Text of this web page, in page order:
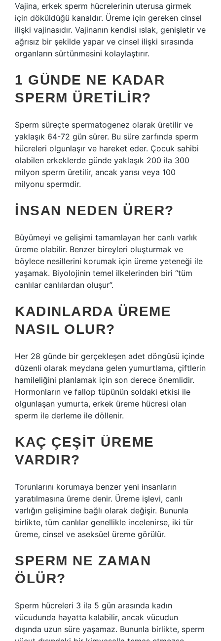
Vajina, erkek sperm hücrelerinin uterusa girmek
için döküldüğü kanaldır. Üreme için gereken cinsel
ilişki vajinasıdır. Vajinanın kendisi ıslak, genişletir ve
ağrısız bir şekilde yapar ve cinsel ilişki sırasında
organların sürtünmesini kolaylaştırır.
1 GÜNDE NE KADAR
SPERM ÜRETILIR?
Sperm süreçte spermatogenez olarak üretilir ve
yaklaşık 64-72 gün sürer. Bu süre zarfında sperm
hücreleri olgunlaşır ve hareket eder. Çocuk sahibi
olabilen erkeklerde günde yaklaşık 200 ila 300
milyon sperm üretilir, ancak yarısı veya 100
milyonu spermdir.
İNSAN NEDEN ÜRER?
Büyümeyi ve gelişimi tamamlayan her canlı varlık
üreme olabilir. Benzer bireyleri oluşturmak ve
böylece nesillerini korumak için üreme yeteneği ile
yaşamak. Biyolojinin temel ilkelerinden biri “tüm
canlılar canlılardan oluşur”.
KADINLARDA ÜREME
NASIL OLUR?
Her 28 günde bir gerçekleşen adet döngüsü içinde
düzenli olarak meydana gelen yumurtlama, çiftlerin
hamileliğini planlamak için son derece önemlidir.
Hormonların ve fallop tüpünün soldaki etkisi ile
olgunlaşan yumurta, erkek üreme hücresi olan
sperm ile derleme ile döllenir.
KAÇ ÇEŞIT ÜREME
VARDIR?
Torunlarını korumaya benzer yeni insanların
yaratılmasına üreme denir. Üreme işlevi, canlı
varlığın gelişimine bağlı olarak değişir. Bununla
birlikte, tüm canlılar genellikle incelenirse, iki tür
üreme, cinsel ve aseksüel üreme görülür.
SPERM NE ZAMAN
ÖLÜR?
Sperm hücreleri 3 ila 5 gün arasında kadın
vücudunda hayatta kalabilir, ancak vücudun
dışında uzun süre yaşamaz. Bununla birlikte, sperm